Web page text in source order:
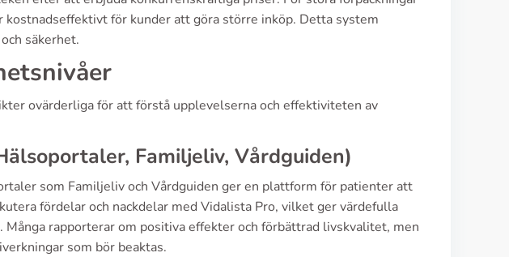
för kunder att göra större inköp. Detta system
säkerhet.
ovärderliga för att förstå upplevelserna och effektiviteten av
Familjeliv, Vårdguiden)
som Familjeliv och Vårdguiden ger en plattform för patienter att
fördelar och nackdelar med Vidalista Pro, vilket ger värdefulla
Många rapporterar om positiva effekter och förbättrad livskvalitet, men
som bör beaktas.